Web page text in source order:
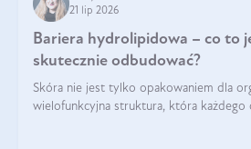
21 lip 2026
Bariera hydrolipidowa – co to
skutecznie odbudować?
Skóra nie jest tylko opakowaniem dla
wielofunkcyjna struktura, która każdego